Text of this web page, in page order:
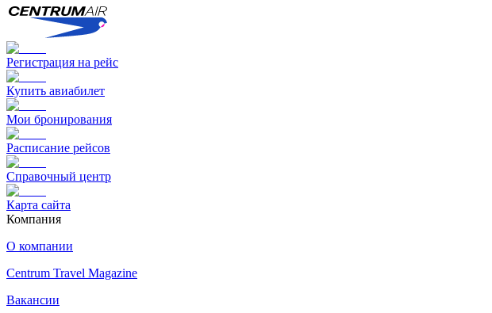
Регистрация на рейс
Купить авиабилет
Мои бронирования
Расписание рейсов
Справочный центр
Карта сайта
Компания
О компании
Centrum Travel Magazine
Вакансии